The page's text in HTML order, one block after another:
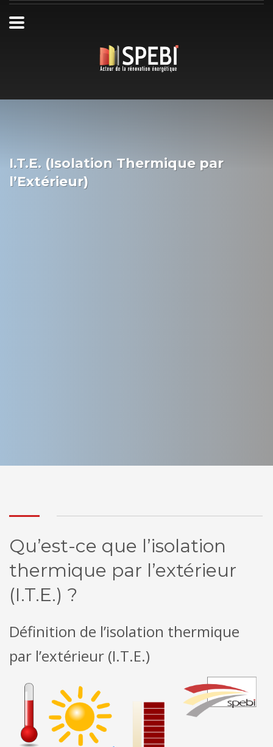
I.T.E. (Isolation Thermique par
l’Extérieur)
Qu’est-ce que l’isolation
thermique par l’extérieur
(I.T.E.) ?
Définition de l’isolation thermique
par l’extérieur (I.T.E.)